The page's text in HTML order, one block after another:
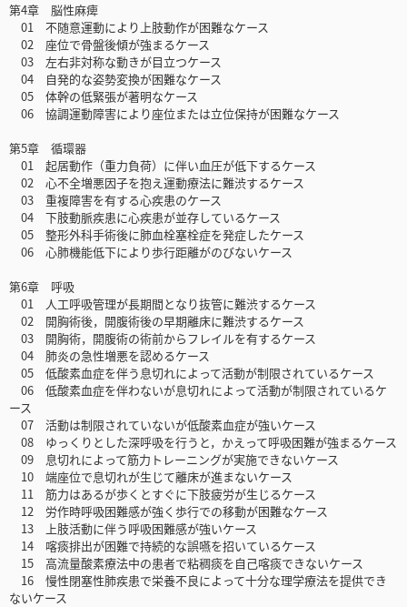
第4章 脳性麻痺
01 不随意運動により上肢動作が困難なケース
02 座位で骨盤後傾が強まるケース
03 左右非対称な動きが目立つケース
04 自発的な姿勢変換が困難なケース
05 体幹の低緊張が著明なケース
06 協調運動障害により座位または立位保持が困難なケース
第5章 循環器
01 起居動作（重力負荷）に伴い血圧が低下するケース
02 心不全増悪因子を抱え運動療法に難渋するケース
03 重複障害を有する心疾患のケース
04 下肢動脈疾患に心疾患が並存しているケース
05 整形外科手術後に肺血栓塞栓症を発症したケース
06 心肺機能低下により歩行距離がのびないケース
第6章 呼吸
01 人工呼吸管理が長期間となり抜管に難渋するケース
02 開胸術後，開腹術後の早期離床に難渋するケース
03 開胸術，開腹術の術前からフレイルを有するケース
04 肺炎の急性増悪を認めるケース
05 低酸素血症を伴う息切れによって活動が制限されているケース
06 低酸素血症を伴わないが息切れによって活動が制限されているケ
ース
07 活動は制限されていないが低酸素血症が強いケース
08 ゆっくりとした深呼吸を行うと，かえって呼吸困難が強まるケース
09 息切れによって筋力トレーニングが実施できないケース
10 端座位で息切れが生じて離床が進まないケース
11 筋力はあるが歩くとすぐに下肢疲労が生じるケース
12 労作時呼吸困難感が強く歩行での移動が困難なケース
13 上肢活動に伴う呼吸困難感が強いケース
14 喀痰排出が困難で持続的な誤嚥を招いているケース
15 高流量酸素療法中の患者で粘稠痰を自己喀痰できないケース
16 慢性閉塞性肺疾患で栄養不良によって十分な理学療法を提供でき
ないケース